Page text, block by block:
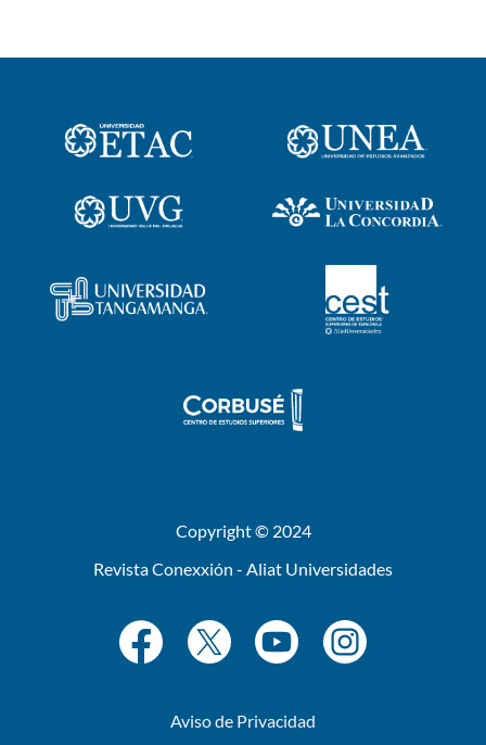
Copyright © 2024
Revista Conexxión - Aliat Universidades
Aviso de Privacidad